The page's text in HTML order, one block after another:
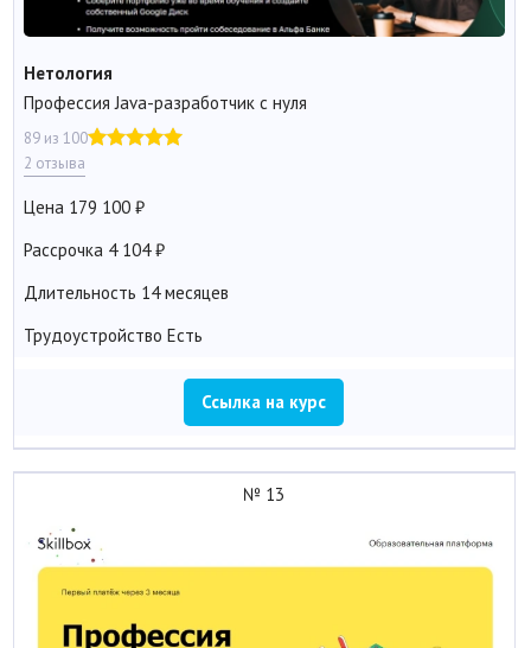
Нетология
Профессия Java-разработчик с нуля
89 из 100
2 отзыва
Цена 179 100
Рассрочка 4 104
Длительность 14 месяцев
Трудоустройство Есть
Ссылка на курс
№ 13